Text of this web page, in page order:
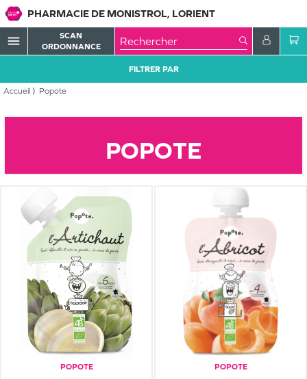
PHARMACIE DE MONISTROL, LORIENT
menu
SCAN
ORDONNANCE
Accueil Popote
FILTRER PAR
POPOTE
POPOTE
POPOTE